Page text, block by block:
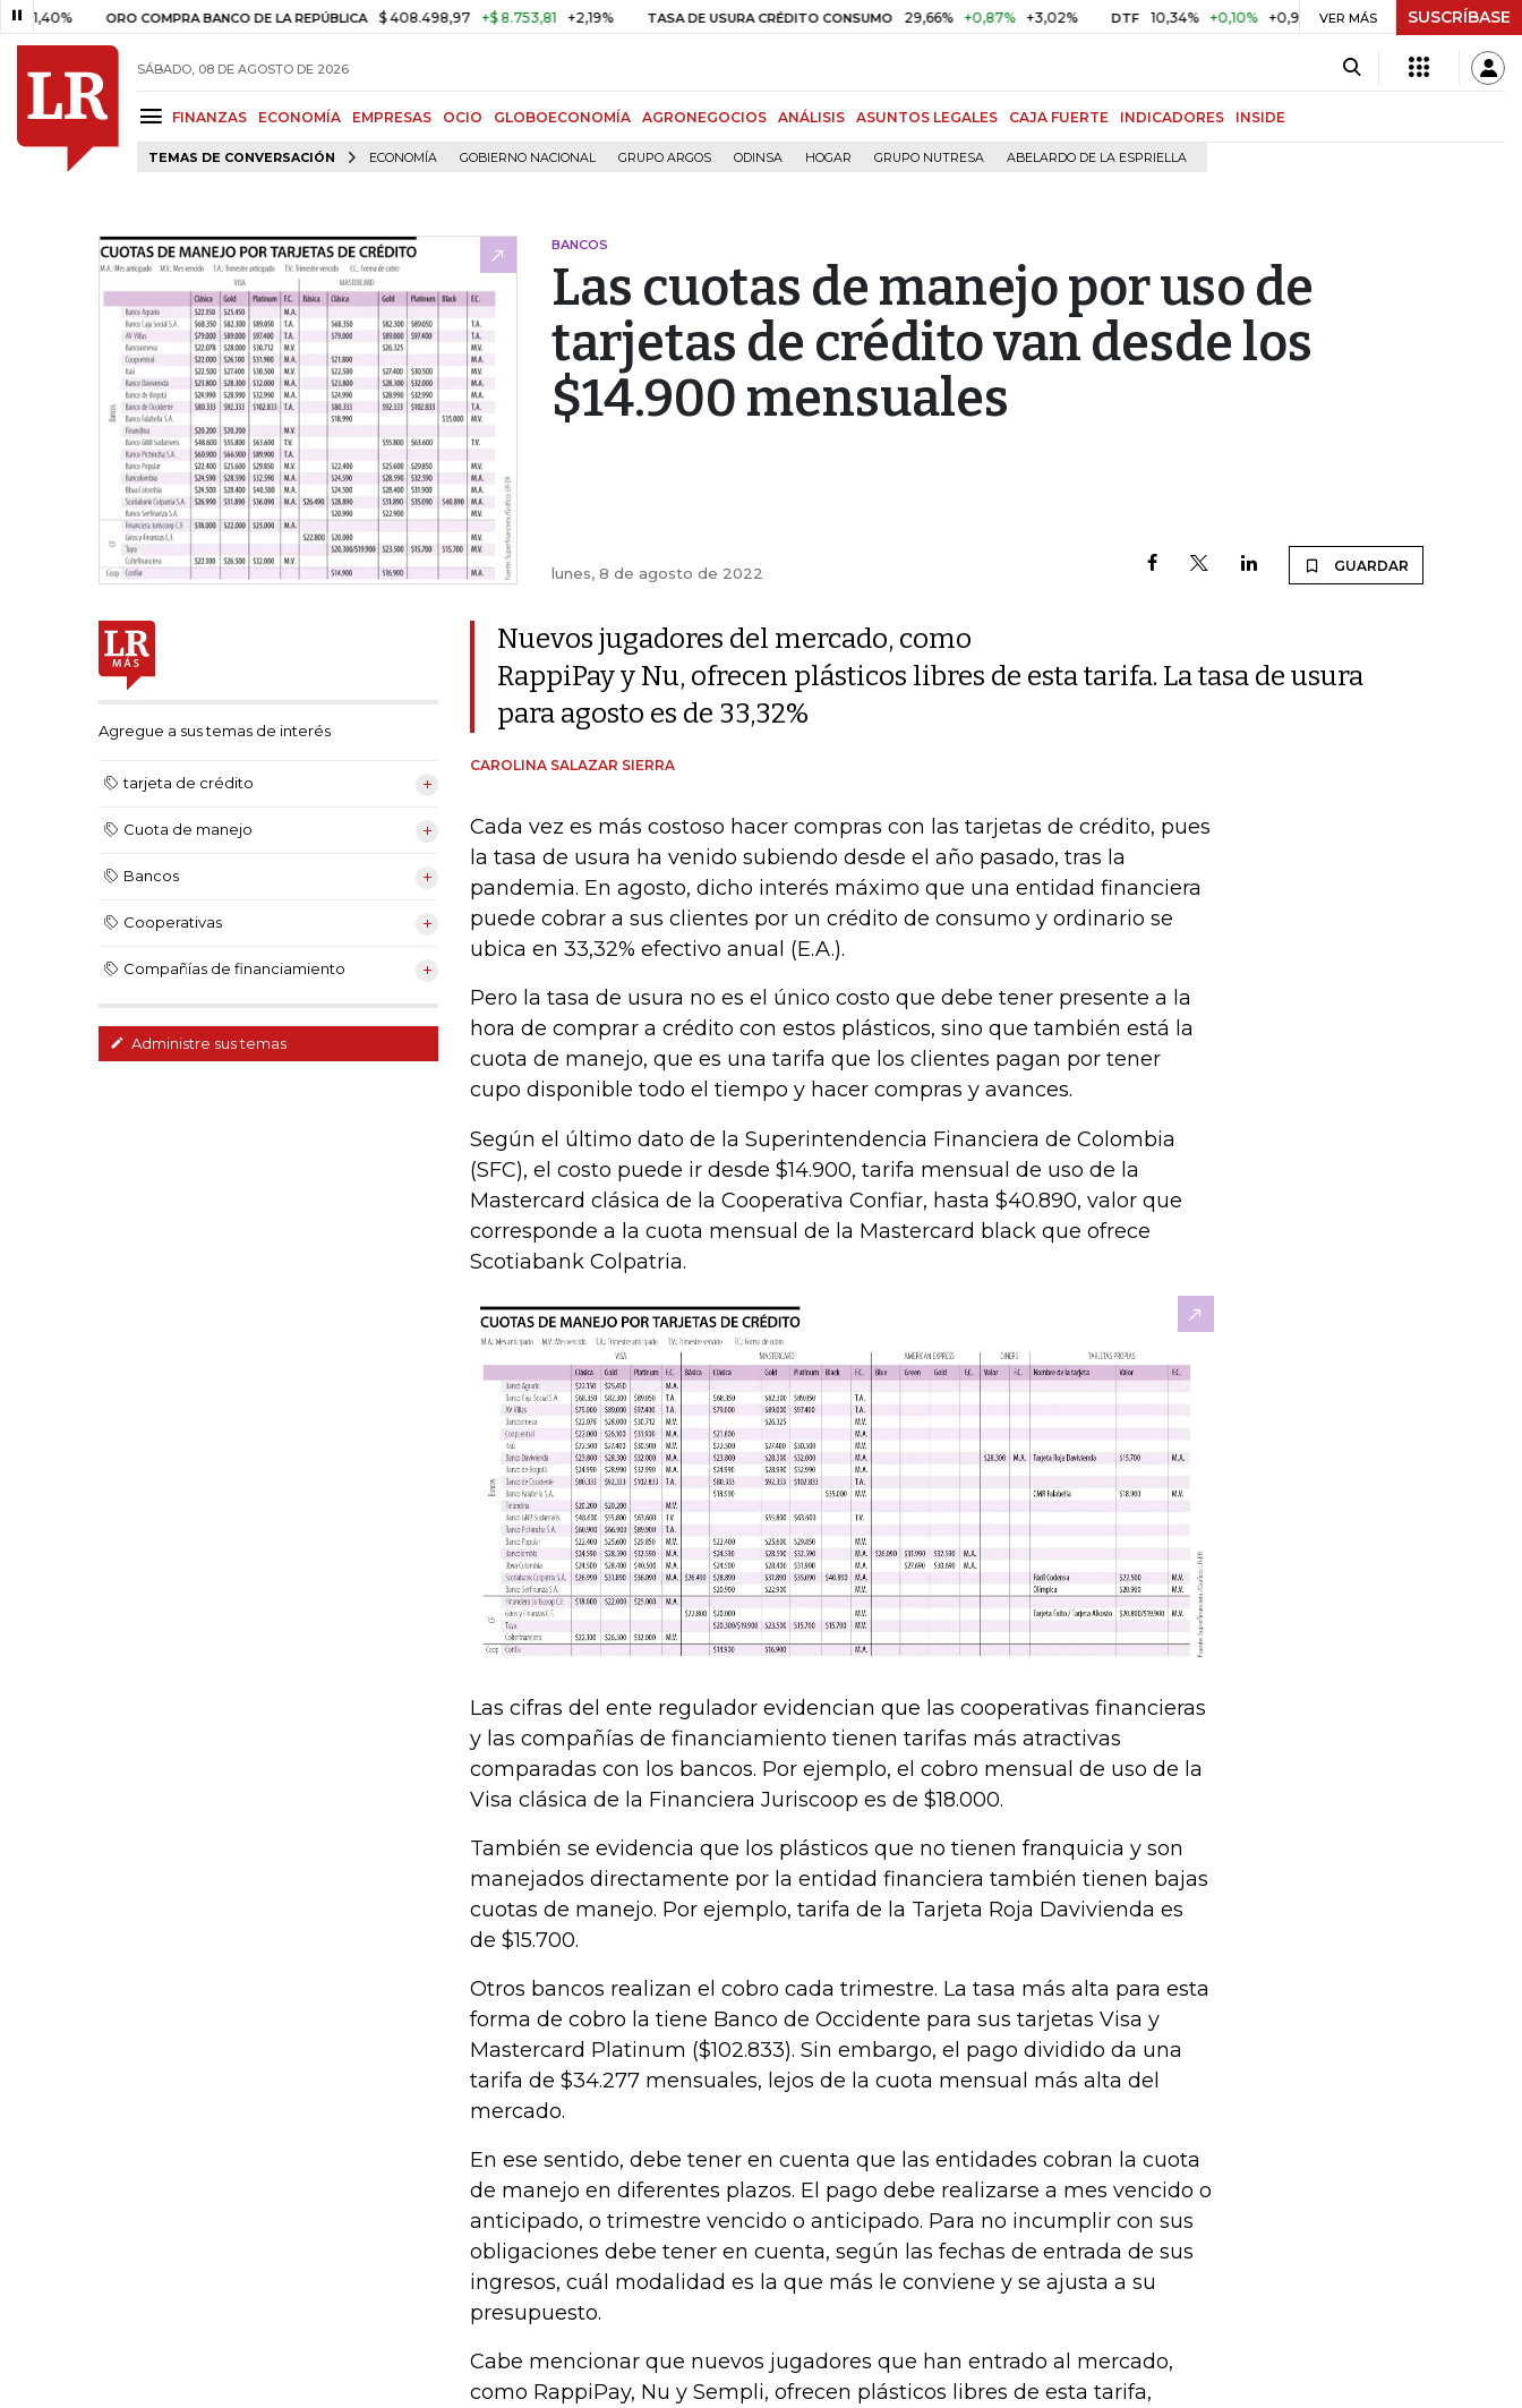
ORO COMPRA BANCO DE LA REPÚBLICA $ 408.498,97 +$ 8.753,81 +2,19% TASA DE USURA CRÉDITO CONSUMO 29,66% +0,87% +3,02% DTF 10,34% +0,10% +0,98% UVR $ 417,01 +$ 0,05 +0,01%
VER MÁS SUSCRÍBASE
SÁBADO, 08 DE AGOSTO DE 2026
FINANZAS ECONOMÍA EMPRESAS OCIO GLOBOECONOMÍA AGRONEGOCIOS ANÁLISIS ASUNTOS LEGALES CAJA FUERTE INDICADORES INSIDE
TEMAS DE CONVERSACIÓN ECONOMÍA GOBIERNO NACIONAL GRUPO ARGOS ODINSA HOGAR GRUPO NUTRESA ABELARDO DE LA ESPRIELLA
BANCOS
Las cuotas de manejo por uso de
tarjetas de crédito van desde los
$14.900 mensuales
lunes, 8 de agosto de 2022 GUARDAR
Agregue a sus temas de interés
tarjeta de crédito
Cuota de manejo
Bancos
Cooperativas
Compañías de financiamiento
Administre sus temas
Nuevos jugadores del mercado, como
RappiPay y Nu, ofrecen plásticos libres de esta tarifa. La tasa de usura
para agosto es de 33,32%
CAROLINA SALAZAR SIERRA
Cada vez es más costoso hacer compras con las tarjetas de crédito, pues
la tasa de usura ha venido subiendo desde el año pasado, tras la
pandemia. En agosto, dicho interés máximo que una entidad financiera
puede cobrar a sus clientes por un crédito de consumo y ordinario se
ubica en 33,32% efectivo anual (E.A.).
Pero la tasa de usura no es el único costo que debe tener presente a la
hora de comprar a crédito con estos plásticos, sino que también está la
cuota de manejo, que es una tarifa que los clientes pagan por tener
cupo disponible todo el tiempo y hacer compras y avances.
Según el último dato de la Superintendencia Financiera de Colombia
(SFC), el costo puede ir desde $14.900, tarifa mensual de uso de la
Mastercard clásica de la Cooperativa Confiar, hasta $40.890, valor que
corresponde a la cuota mensual de la Mastercard black que ofrece
Scotiabank Colpatria.
Las cifras del ente regulador evidencian que las cooperativas financieras
y las compañías de financiamiento tienen tarifas más atractivas
comparadas con los bancos. Por ejemplo, el cobro mensual de uso de la
Visa clásica de la Financiera Juriscoop es de $18.000.
También se evidencia que los plásticos que no tienen franquicia y son
manejados directamente por la entidad financiera también tienen bajas
cuotas de manejo. Por ejemplo, tarifa de la Tarjeta Roja Davivienda es
de $15.700.
Otros bancos realizan el cobro cada trimestre. La tasa más alta para esta
forma de cobro la tiene Banco de Occidente para sus tarjetas Visa y
Mastercard Platinum ($102.833). Sin embargo, el pago dividido da una
tarifa de $34.277 mensuales, lejos de la cuota mensual más alta del
mercado.
En ese sentido, debe tener en cuenta que las entidades cobran la cuota
de manejo en diferentes plazos. El pago debe realizarse a mes vencido o
anticipado, o trimestre vencido o anticipado. Para no incumplir con sus
obligaciones debe tener en cuenta, según las fechas de entrada de sus
ingresos, cuál modalidad es la que más le conviene y se ajusta a su
presupuesto.
Cabe mencionar que nuevos jugadores que han entrado al mercado,
como RappiPay, Nu y Sempli, ofrecen plásticos libres de esta tarifa,